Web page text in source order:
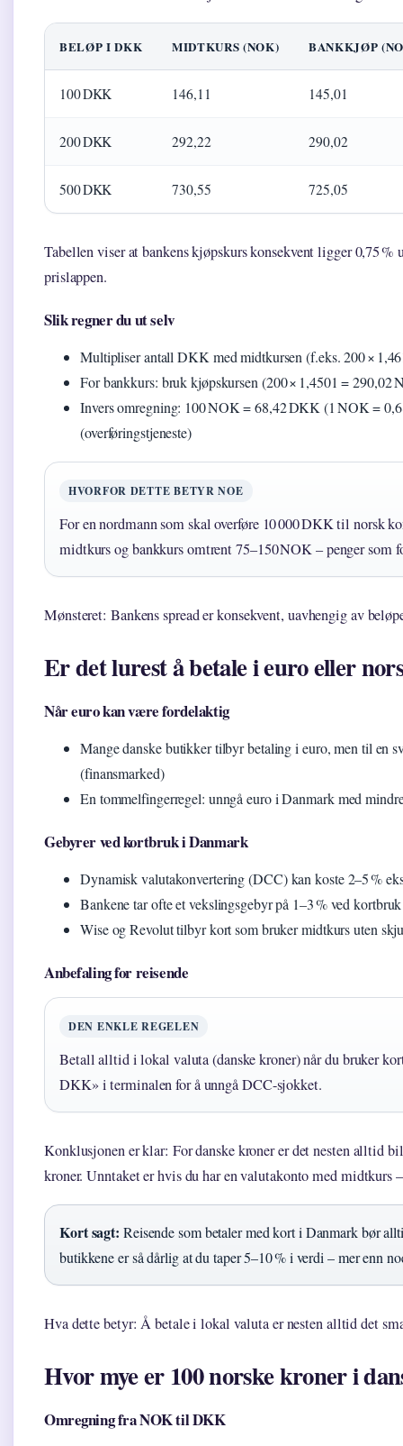
BELØP I DKK MIDTKURS (NOK) BANKKJØP
100 DKK 146,11 145,01
200 DKK 292,22 290,02
500 DKK 730,55 725,05
Tabellen viser at bankens kjøpskurs konsekvent ligger 0,75
prislappen.
Slik regner du ut selv
Multipliser antall DKK med midtkursen (f.eks. 200 ×
For bankkurs: bruk kjøpskursen (200 × 1,4501 = 290,02
Invers omregning: 100 NOK = 68,42 DKK (1 NOK =
(overføringstjeneste)
HVORFOR DETTE BETYR NOE
For en nordmann som skal overføre 10 000 DKK til norsk
midtkurs og bankkurs omtrent 75–150 NOK – penger som
Mønsteret: Bankens spread er konsekvent, uavhengig av
Er det lurest å betale i euro eller
Når euro kan være fordelaktig
Mange danske butikker tilbyr betaling i euro, men til en
(finansmarked)
En tommelfingerregel: unngå euro i Danmark med
Gebyrer ved kortbruk i Danmark
Dynamisk valutakonvertering (DCC) kan koste 2–5 %
Bankene tar ofte et vekslingsgebyr på 1–3 % ved
Wise og Revolut tilbyr kort som bruker midtkurs uten
Anbefaling for reisende
DEN ENKLE REGELEN
Betall alltid i lokal valuta (danske kroner) når du bruker
DKK» i terminalen for å unngå DCC-sjokket.
Konklusjonen er klar: For danske kroner er det nesten alltid
kroner. Unntaket er hvis du har en valutakonto med midtkurs
Kort sagt: Reisende som betaler med kort i Danmark bør
butikkene er så dårlig at du taper 5–10 % i verdi – mer enn
Hva dette betyr: Å betale i lokal valuta er nesten alltid det
Hvor mye er 100 norske kroner i
Omregning fra NOK til DKK